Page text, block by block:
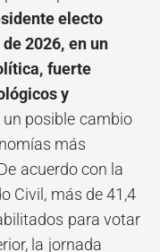
electo
2026, en un
fuerte
y
un posible cambio
más
acuerdo con la
Civil, más de 41,4
para votar
la jornada